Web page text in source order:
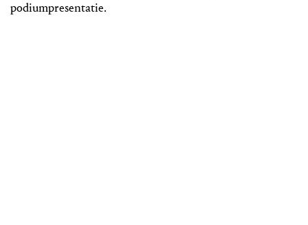
podiumpresentatie.